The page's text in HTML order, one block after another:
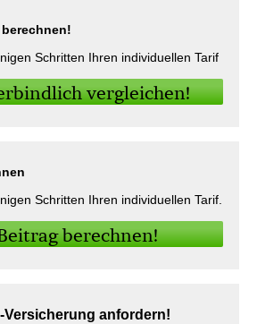
Schritten Ihren individuellen Tarif
ver­gleichen!
Schritten Ihren individuellen Tarif.
berechnen!
anfordern!